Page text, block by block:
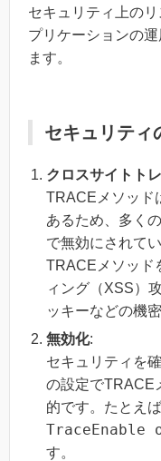
セキュリティ上の
プリケーションの
ます。
セキュリティ
クロスサイトト
TRACEメソッド
あるため、多く
で無効にされて
TRACEメソッド
ィング（XSS）
ッキーなどの機
無効化:
セキュリティを
の設定でTRACE
的です。たとえ
TraceEnable
す。